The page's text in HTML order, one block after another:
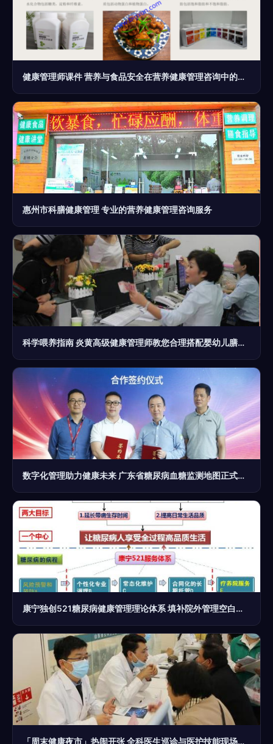
健康管理师课件 营养与食品安全在营养健康管理咨询中的应用
惠州市科膳健康管理 专业的营养健康管理咨询服务
科学喂养指南 炎黄高级健康管理师教您合理搭配婴幼儿膳食营养
数字化管理助力健康未来 广东省糖尿病血糖监测地图正式启动
康宁独创521糖尿病健康管理理论体系 填补院外管理空白的营养健康新范式
「周末健康夜市」热闹开张 全科医生巡诊与医护技能现场体验吸引市民